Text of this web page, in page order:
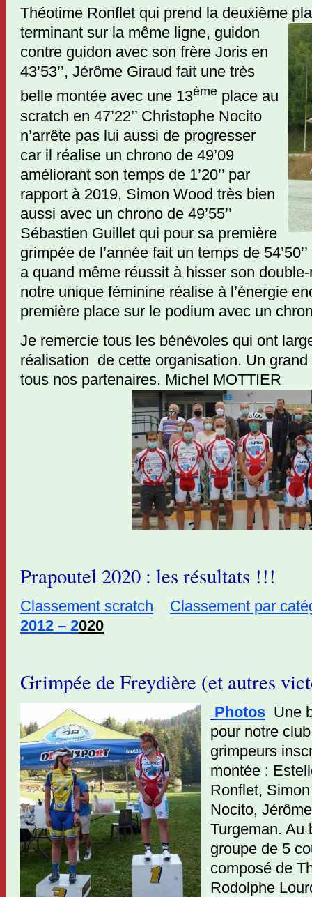
Théotime Ronflet qui prend la deuxième
terminant sur la même ligne, guidon
contre guidon avec son frère Joris en
43’53’’, Jérôme Giraud fait une très
belle montée avec une 13ème place au
scratch en 47’22’’ Christophe Nocito
n’arrête pas lui aussi de progresser
car il réalise un chrono de 49’09
améliorant son temps de 1’20’’ par
rapport à 2019, Simon Wood très bien
aussi avec un chrono de 49’55’’
Sébastien Guillet qui pour sa première
grimpée de l’année fait un temps de
a quand même réussit à hisser son double-
notre unique féminine réalise à l’énergie
première place sur le podium avec un
Je remercie tous les bénévoles qui ont
réalisation de cette organisation. Un
tous nos partenaires. Michel MOTTIER
Prapoutel 2020 : les résultats !!!
Classement scratch
Classement par
2012 – 2020
Grimpée de Freydière (et autres
Photos Une
pour notre
grimpeurs
montée :
Ronflet,
Nocito,
Turgeman. Au
groupe de 5
composé de
Rodolphe